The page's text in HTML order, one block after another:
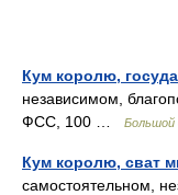
Кум королю,
независимом,
ФСС, 100 …
Большой
Кум королю, сват
самостоятельном,